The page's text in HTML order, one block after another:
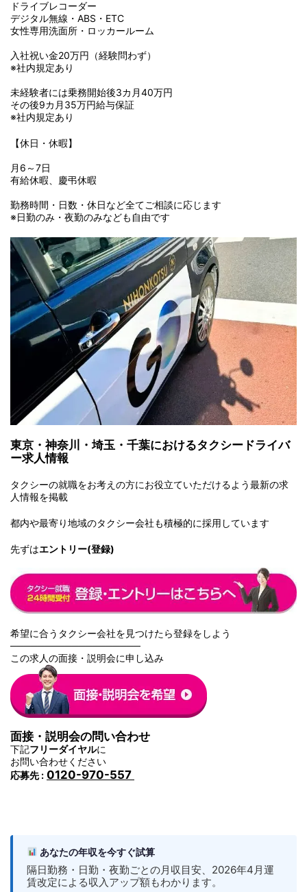
ドライブレコーダー
デジタル無線・ABS・ETC
女性専用洗面所・ロッカールーム
入社祝い金20万円（経験問わず）
※社内規定あり
未経験者には乗務開始後3カ月40万円
その後9カ月35万円給与保証
※社内規定あり
【休日・休暇】
月6～7日
有給休暇、慶弔休暇
勤務時間・日数・休日など全てご相談に応じます
※日勤のみ・夜勤のみなども自由です
東京・神奈川・埼玉・千葉におけるタクシードライバ
ー求人情報
タクシーの就職をお考えの方にお役立ていただけるよう最新の求
人情報を掲載
都内や最寄り地域のタクシー会社も積極的に採用しています
先ずはエントリー(登録)
希望に合うタクシー会社を見つけたら登録をしよう
───────────────────
この求人の面接・説明会に申し込み
面接・説明会の問い合わせ
下記フリーダイヤルに
お問い合わせください
応募先 : 0120-970-557
あなたの年収を今すぐ試算
隔日勤務・日勤・夜勤ごとの月収目安、2026年4月運
賃改定による収入アップ額もわかります。